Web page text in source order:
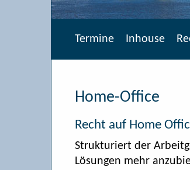
Termine Inhouse
Home-Office
Recht auf Home
Strukturiert der
Lösungen mehr